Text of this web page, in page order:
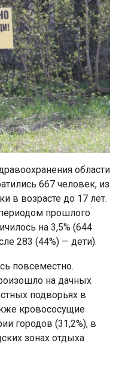
области
667 человек, из
в возрасте до 17 лет.
прошлого
на 3,5% (644
283 (44%) — дети).
повсеместно.
на дачных
подворьях в
кровососущие
городов (31,2%), в
зонах отдыха